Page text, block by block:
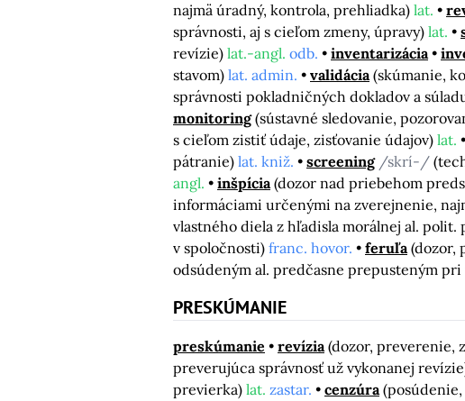
najmä úradný, kontrola, prehliadka) lat.
správnosti, aj s cieľom zmeny, úpravy) lat.
revízie) lat.-angl. odb. inventarizácia
stavom) lat. admin. validácia (skúmanie,
správnosti pokladničných dokladov a
monitoring (sústavné sledovanie,
s cieľom zistiť údaje, zisťovanie údajov) lat.
pátranie) lat. kniž. screening /skrí-/
angl.
inšpícia (dozor nad priebehom
informáciami určenými na zverejnenie,
vlastného diela z hľadisla morálnej al.
v spoločnosti) franc. hovor. feruľa (dozor,
odsúdeným al. predčasne prepusteným
PRESKÚMANIE
preskúmanie revízia (dozor, preverenie,
preverujúca správnosť už vykonanej
previerka) lat. zastar. cenzúra